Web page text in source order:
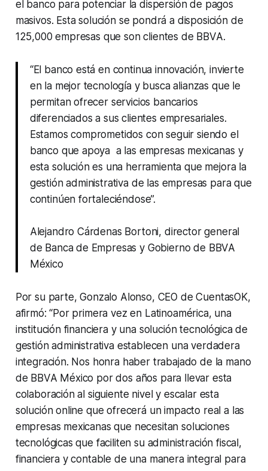
el banco para potenciar la dispersión de pagos
masivos. Esta solución se pondrá a disposición de
125,000 empresas que son clientes de BBVA.
“El banco está en continua innovación, invierte
en la mejor tecnología y busca alianzas que le
permitan ofrecer servicios bancarios
diferenciados a sus clientes empresariales.
Estamos comprometidos con seguir siendo el
banco que apoya a las empresas mexicanas y
esta solución es una herramienta que mejora la
gestión administrativa de las empresas para que
continúen fortaleciéndose”.
Alejandro Cárdenas Bortoni, director general
de Banca de Empresas y Gobierno de BBVA
México
Por su parte, Gonzalo Alonso, CEO de CuentasOK,
afirmó: “Por primera vez en Latinoamérica, una
institución financiera y una solución tecnológica de
gestión administrativa establecen una verdadera
integración. Nos honra haber trabajado de la mano
de BBVA México por dos años para llevar esta
colaboración al siguiente nivel y escalar esta
solución online que ofrecerá un impacto real a las
empresas mexicanas que necesitan soluciones
tecnológicas que faciliten su administración fiscal,
financiera y contable de una manera integral para